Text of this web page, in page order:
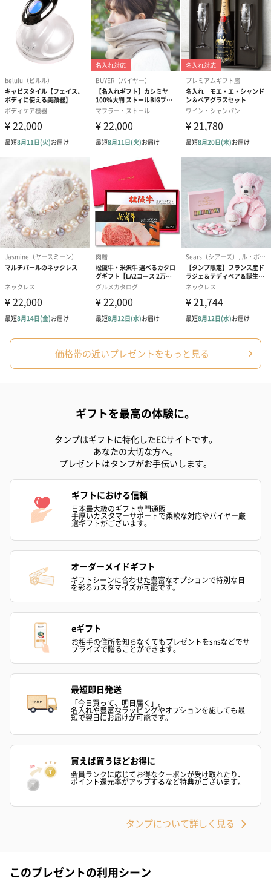
フラワーテディベア
（2,390円）
テディベア（バニラ）
（1,760円）
テディベア（
ル）（1,760円
紅茶・コーヒー・スイーツ
紅茶・コーヒー・スイーツを同梱してお届けいたします。ギフト
への＋αにおすすめです。
アールグレイ（HAPPY
BIRTHDAY TO YOU）
アールグレイティー
（660円）
フルーツティ
円）
スイーツを同梱してお届けいたします。ギフトへの＋αにおすすめ
ゼリーバウム カット
（レモン＆紅茶）（432
麦わらパンダバウム
（バナナ味）（540円）
ェ〜国産フル
り〜 3号（
スキンケアグッズ
スキンケアグッズを同梱してお届けします。
ハンドクリーム3本セッ
ト【ありがとう】
（1,100円）
シャワージェル＆ハン
ドクリーム（ピンクグ
レープフルーツ）
（2,145円）
シャワージェ
ッシュローズ
円）
リラックスグッズ
価格帯の近いプレゼントをもっと見る
ギフトを最高の体験に。
タンプはギフトに特化したECサイトです。
あなたの大切な方へ。
プレゼントはタンプがお手伝いします。
ギフトにおける信頼
日本最大級のギフト専門通販
手厚いカスタマーサポートで柔軟な対応やバイヤー厳
選ギフトがございます。
オーダーメイドギフト
ギフトシーンに合わせた豊富なオプションで特別な日
を彩るカスタマイズが可能です。
eギフト
お相手の住所を知らなくてもプレゼントをsnsなどでサ
プライズで贈ることができます。
最短即日発送
「今日買って、明日届く」。
名入れや豊富なラッピングやオプションを施しても最
短で翌日にお届けが可能です。
買えば買うほどお得に
会員ランクに応じてお得なクーポンが受け取れたり、
ポイント還元率がアップするなど特典がございます。
タンプについて詳しく見る
このプレゼントの利用シーン